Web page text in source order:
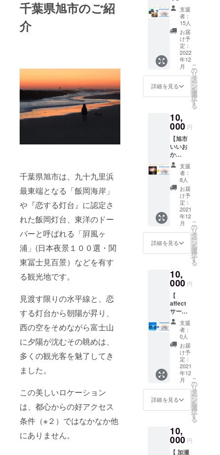
千葉県旭市のご紹
介
千葉県旭市は、九十九里浜
最東端となる「飯岡海岸」
や『恋する灯台』に認定さ
れた飯岡灯台、東洋のドー
バーと呼ばれる「屛風ヶ
浦」(日本夜景１００選・関
東冨士見百景）などを有す
る観光地です。
見渡す限りの水平線と、恋
する灯台から朝陽が昇り、
西の空をそめながら富士山
に夕陽が沈むその眺めは、
多くの観光客を魅了してき
ました。
この美しいロケーション
は、都心からの好アクセス
条件（※２）ではなかなか他
にありません。
になっ
た場合
は期限
を延長
いたし
す。）
ウィン
ナー10
本セッ
ト×２個
※冷凍、
クール
便でお
届けい
たしま
す。 ※
料金は
送料・
消費税
なって
おりま
す。 ※
配送期
間： ・
写真
集 ″忘
れられ
た被災
地”
『旭』
・旭豚
レバー
スモー
クセッ
ト →12
月より
随時発
送いた
す。
の時期
を見計
らいま
して発
送いた
しま
す。
（2022
年9月頃
でお届
けいた
しま
す。 ※
配送期
間： ・
写真
集 ″忘
れられ
地”
『旭』
時発送
いたし
ます。
・いち
ご
→2022
年2月頃
お届け
いたし
ます。
良し、
飾って
良し、
おもて
なしに
良しな
お値打
ち品の
おまか
合わせ
となり
で現地
に足を
運びお
好きに
詰合せ
をお楽
しみい
ただけ
るコー
スもご
用意い
たしま
した。
（決済
時に選
ンより
お選び
https://
kane8k
oujiya.b
ase.sho
p/ ※商品
は、ご
支援い
ただい
た方の
希望を
ある程
度うか
がいカ
スタマ
す。 た
だし、
によっ
て様々
な掘り
出し物
旭市お
米農家
の後継
者減少
が懸念
される
中、
「地域
の水田
を守り
たい」
ぼ仕事
をした
の思い
から立
ち上
がった
５名の
担い手
が、
2018年
10 月に
設立し
た農事
組合法
す。 美
味しい
クワク
をモッ
トー
に、活
動して
いま
す。 文
字通り
とても
美味し
いお米
で、戸
村も気
に入っ
ており
農事組
合法人
ワクお
米クラ
ブ公式
券）
と、写
真集 ″
忘れら
れた被
災地”
『旭』
1冊の
セット
でお届
けいた
5,000円
『漁師
さんち
のごは
ん』の
看板が
ひとき
わ目を
引く
「しら
す亭」
1Fのご
はん処
で、そ
の名の
通り新
鮮な海
す。 民
宿も営
り、そ
の利便
性と気
楽さか
ら釣り
人が利
用する
ことも
多いと
か。 そ
ういっ
た雰囲
きな方
にオス
しらす
亭昼め
し旅。
牛焼肉
セット
＆写真
集 ″忘
れられ
た被災
『旭』
集 "忘れ
られた
被災地”
『旭』1
華牛肉
セット
のお届
けで
す。 コ
ウゴ牧
場直営
の牛肉
専門店
ならで
はの強
み、上
質で新
鮮な美
味しい
牛肉が
リーズ
す。 コ
ウゴ牧
場から
牛1頭ま
るごと
仕入れ
店内で
さばい
て提供
するの
で、
様々な
部位が
楽し
め、希
少な部
位もバ
す。 そ
んな和
支援
者：
15人
お届
け予
定：
2022
年12
月
詳細を見る
こ
の
リ
タ
ー
ン
を
選
択
す
る
10,
000 円
【旭市
いいお
か
YOU・
遊フェ
スティ
バル花
火大会
観覧一
等席食
事付き
＆写真
集 ″忘
れられ
た被災
地”
】 写真
集 "忘れ
られた
被災地”
『旭』1
冊＋花
火大会
観覧体
験コー
スで
す。 毎
年、7月
下旬に
飯岡海
岸で開
催され
る「旭
遊フェ
スティ
バル」
支援
者：
8人
お届
け予
定：
2021
年12
月
詳細を見る
こ
の
リ
タ
ー
ン
を
選
択
す
る
10,
000 円
【
affect
サー
フィン
スクー
ル(2時
間）食
事付き
＆写真
集 ″忘
れられ
た被災
地”
『旭』
】 写真
集 "忘れ
被災地”
『旭』1
冊＋
サー
支援
者：
0人
お届
け予
定：
2021
年12
月
詳細を見る
こ
の
リ
タ
ー
ン
を
選
択
す
る
10,
000 円
【 加瀬